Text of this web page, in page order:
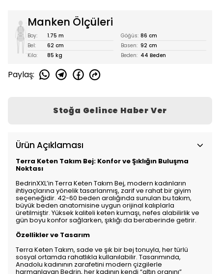
Manken Ölçüleri
Boy: 1.75 m Göğüs: 86 cm
Bel:
62 cm Basen: 92 cm
Kilo:
85 kg Beden: 44 Beden
Paylaş:
Stoğa Gelince Haber Ver
Ürün Açıklaması
Terra Keten Takım Bej: Konfor ve Şıklığın Buluşma
Noktası
BedrinXXL’in Terra Keten Takım Bej, modern kadınların
ihtiyaçlarına yönelik tasarlanmış, zarif ve rahat bir giyim
seçeneğidir. 42-60 beden aralığında sunulan bu takım,
büyük beden anatomisine uygun orijinal kalıplarla
üretilmiştir. Yüksek kaliteli keten kumaşı, nefes alabilirlik ve
gün boyu konfor sağlarken, şıklığı da beraberinde getirir.
Özellikler ve Tasarım
Terra Keten Takım, sade ve şık bir bej tonuyla, her türlü
sosyal ortamda rahatlıkla kullanılabilir. Tasarımında,
Anadolu kadınının zarafetini modern çizgilerle
harmanlayan Bedrin, her kadının kendi “altın oranını”